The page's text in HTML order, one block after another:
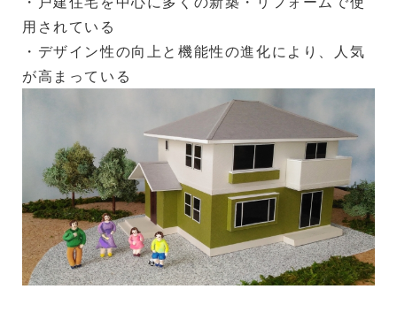
用されている
・デザイン性の向上と機能性の進化により、人気
が高まっている